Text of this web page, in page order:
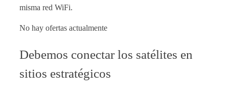
misma red WiFi.
No hay ofertas actualmente
Debemos conectar los satélites en
sitios estratégicos